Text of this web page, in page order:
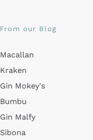
From our Blog
Macallan
Kraken
Gin Mokey's
Bumbu
Gin Malfy
Sibona